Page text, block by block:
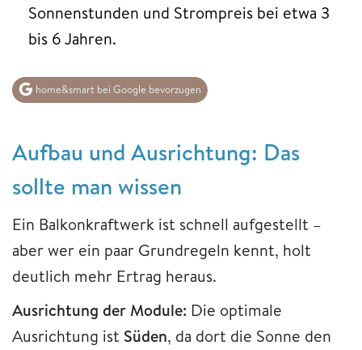
Sonnenstunden und Strompreis bei etwa 3
bis 6 Jahren.
home&smart bei Google bevorzugen
Aufbau und Ausrichtung: Das
sollte man wissen
Ein Balkonkraftwerk ist schnell aufgestellt –
aber wer ein paar Grundregeln kennt, holt
deutlich mehr Ertrag heraus.
Ausrichtung der Module: Die optimale
Ausrichtung ist Süden, da dort die Sonne den